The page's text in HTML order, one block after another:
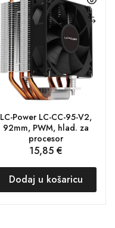
LC-Power LC-CC-95-V2,
92mm, PWM, hlad. za
procesor
15,85€
Dodaj u košaricu